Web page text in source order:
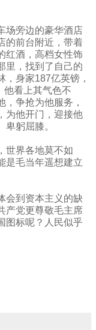
场旁边的豪华酒店
的前台附近，带着
红酒，高档女性饰
里，找到了自己的
，身家187亿英镑，
他看上其气色不
争抢为他服务，
为他开门，迎接他
躬屈膝。
世界各地莫不如
是毛当年遥想建立
会到资本主义的缺
产党更尊敬毛主席
图标呢？人民似乎